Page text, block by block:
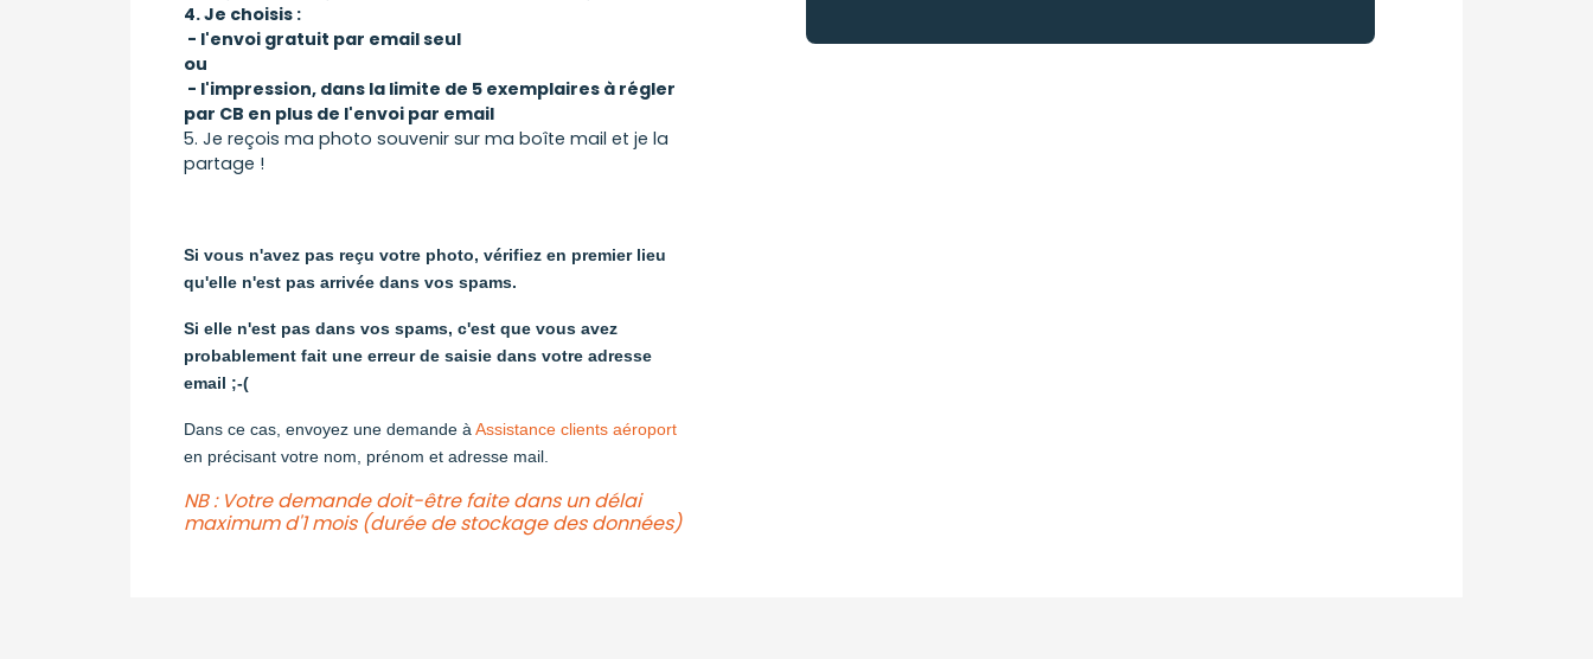
4. Je choisis :
- l'envoi gratuit par email seul
ou
- l'impression, dans la limite de 5 exemplaires à régler
par CB en plus de l'envoi par email
5. Je reçois ma photo souvenir sur ma boîte mail et je la
partage !
Si vous n'avez pas reçu votre photo, vérifiez en premier lieu
qu'elle n'est pas arrivée dans vos spams.
Si elle n'est pas dans vos spams, c'est que vous avez
probablement fait une erreur de saisie dans votre adresse
email ;-(
Dans ce cas, envoyez une demande à Assistance clients aéroport
en précisant votre nom, prénom et adresse mail.
NB : Votre demande doit-être faite dans un délai
maximum d'1 mois (durée de stockage des données)